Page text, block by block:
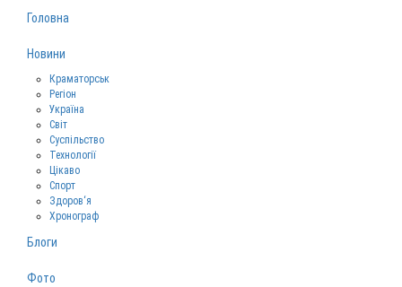
Головна
Новини
Краматорськ
Регіон
Україна
Світ
Суспільство
Технології
Цікаво
Спорт
Здоров‘я
Хронограф
Блоги
Фото